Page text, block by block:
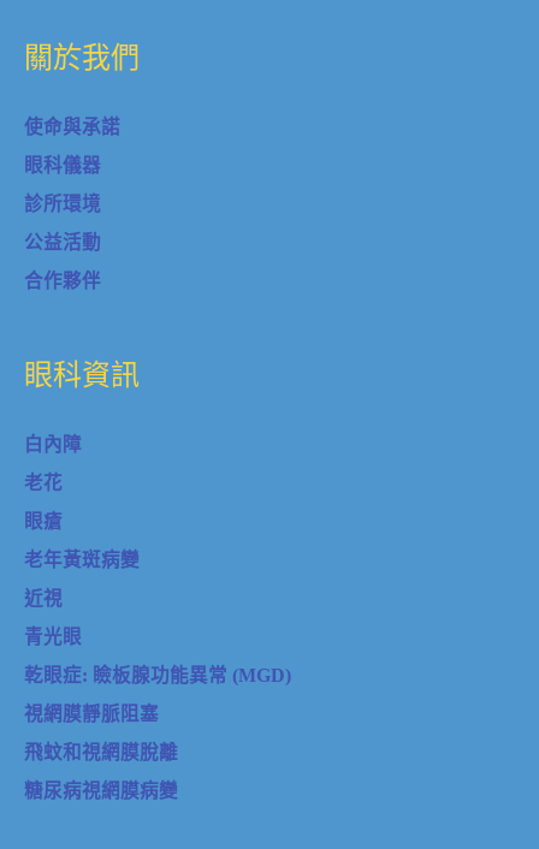
關於我們
使命與承諾
眼科儀器
診所環境
公益活動
合作夥伴
眼科資訊
白內障
老花
眼瘡
老年黃斑病變
近視
青光眼
乾眼症: 瞼板腺功能異常 (MGD)
視網膜靜脈阻塞
飛蚊和視網膜脫離
糖尿病視網膜病變